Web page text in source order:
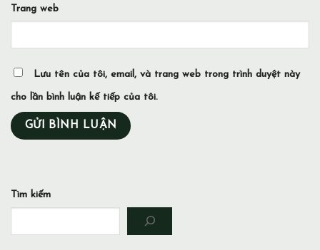
Trang web
Lưu tên của tôi, email, và trang web trong trình duyệt này
cho lần bình luận kế tiếp của tôi.
Tìm kiếm